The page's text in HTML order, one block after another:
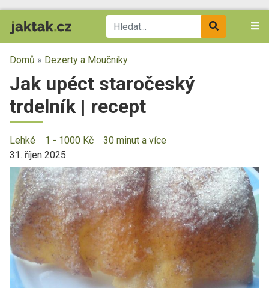
Domů » Dezerty a Moučníky
Jak upéct staročeský
trdelník | recept
Lehké 1 - 1000 Kč
30 minut a více
31. říjen 2025